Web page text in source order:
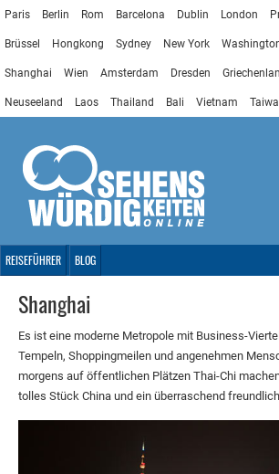
Paris Berlin Rom Barcelona Dublin London
Brüssel Hongkong Sydney New York
Shanghai Wien Amsterdam Dresden
Neuseeland Laos Thailand Bali Vietnam
REISEFÜHRER BLOG
Shanghai
Es ist eine moderne Metropole mit Business-
Tempeln, Shoppingmeilen und angenehmen
morgens auf öffentlichen Plätzen Thai-Chi
tolles Stück China und ein überraschend